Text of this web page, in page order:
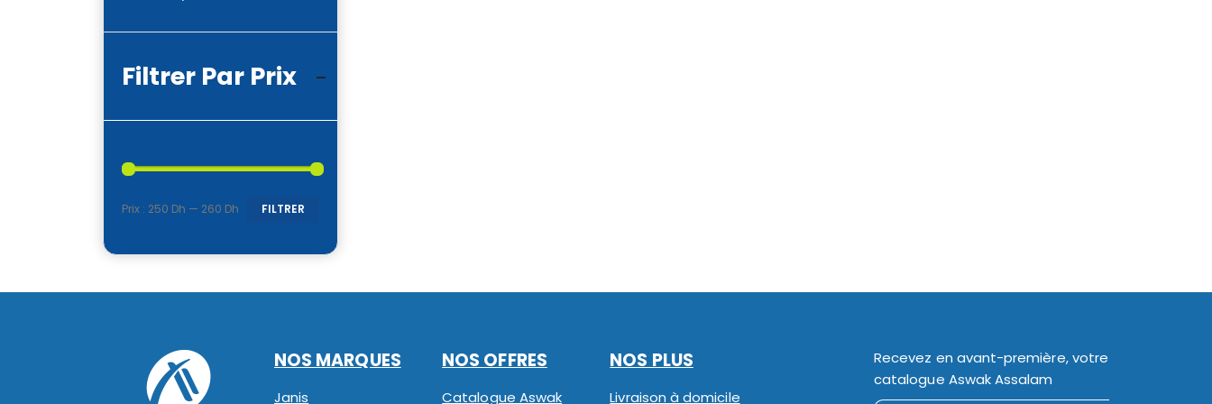
Filtrer Par Prix
FILTRER
Prix : 250 Dh — 260 Dh
NOS MARQUES
Janis
NOS OFFRES
Catalogue Aswak
NOS PLUS
Livraison à domicile
Recevez en avant-première, votre
catalogue Aswak Assalam